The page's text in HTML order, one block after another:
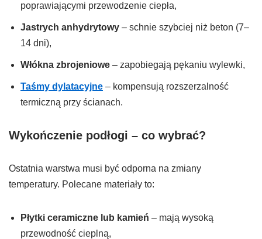
poprawiającymi przewodzenie ciepła,
Jastrych anhydrytowy – schnie szybciej niż beton (7–
14 dni),
Włókna zbrojeniowe – zapobiegają pękaniu wylewki,
Taśmy dylatacyjne – kompensują rozszerzalność
termiczną przy ścianach.
Wykończenie podłogi – co wybrać?
Ostatnia warstwa musi być odporna na zmiany
temperatury. Polecane materiały to:
Płytki ceramiczne lub kamień – mają wysoką
przewodność cieplną,